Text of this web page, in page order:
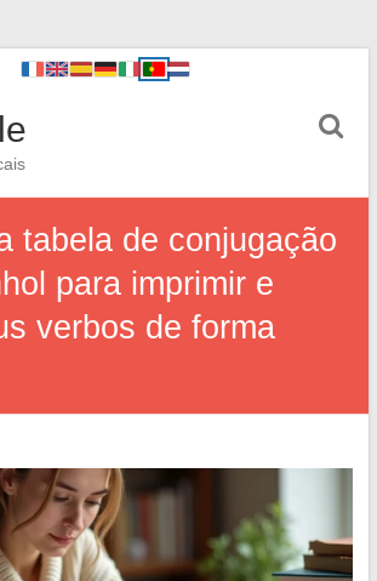
tabela de conjugação
para imprimir e
verbos de forma